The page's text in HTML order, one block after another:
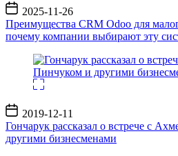
Дата
записи
2025-11-26
Преимущества CRM Odoo для
почему компании выбирают эту
Дата
записи
2019-12-11
Гончарук рассказал о встрече с
другими бизнесменами